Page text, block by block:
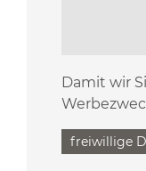
Damit wir
freiwillige